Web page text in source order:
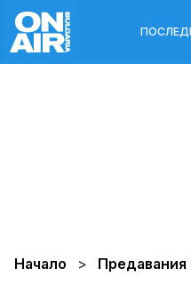
Начало Предавания